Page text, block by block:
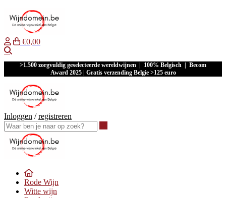
€0,00
>1.500 zorgvuldig geselecteerde wereldwijnen | 100% Belgisch | Becom
Award 2025 | Gratis verzending Belgie >125 euro
Inloggen /registreren
Rode Wijn
Witte wijn